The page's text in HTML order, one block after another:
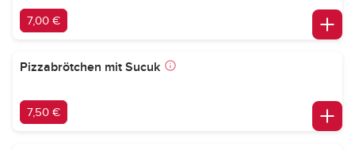
7,00 €
Pizzabrötchen mit Sucuk
7,50 €